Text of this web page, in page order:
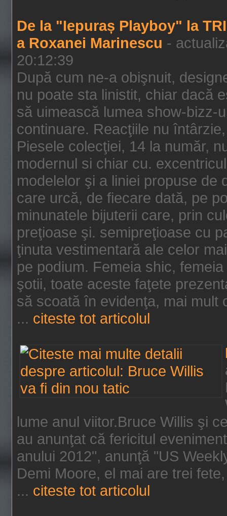
De la "Iepuraș Playboy" la
a Roxanei Marinescu -
20:12:39
După cum ne-a obişnuit,
nu poate sta linistit, chiar dacă
să uimească lumea show-bizz-
continuare. Reacţiile nu
Piesele colecţiei, 14 la număr,
modernul si chiar cu.
modelelor şi a liniei propuse de
care urcă, de fiecare dată, pe
minunatele bijuterii care, prin
preţioase şi. semipreţioase cu
ţinuta vestimentară ale celor
pe podium. Femeia shic,
şotii, toate aceste faţete
să scoată în evidenţa, mai mult
... citeste tot articolul
lume anul viitor.Bruce Willis şi
au anunţat că fericitul
anului 2012", anunţă "US
Demi Moore, el mai are trei
... citeste tot articolul